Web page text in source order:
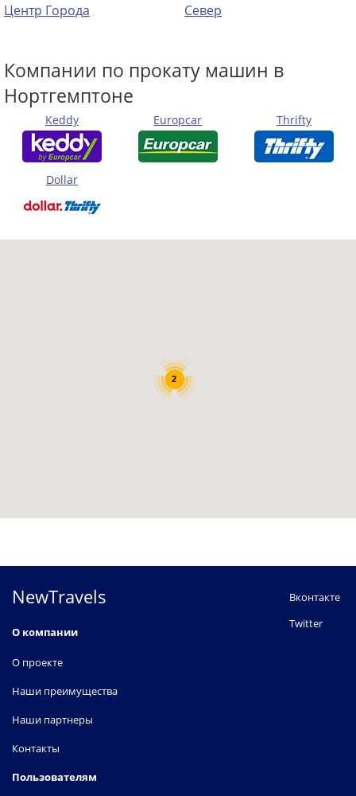
Центр Города Север
Компании по прокату машин в
Нортгемптоне
Keddy Europcar Thrifty
Dollar
2
NewTravels
О компании
О проекте
Наши преимущества
Наши партнеры
Контакты
Пользователям
Вконтакте
Twitter